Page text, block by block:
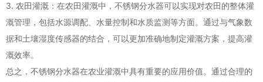
3. 农田灌溉：在农田灌溉中，不锈钢分水器可以实现对农田的整体灌
溉管理，包括水源调配、水量控制和水质监测等方面。通过与气象数
据和土壤湿度传感器的结合，可以更加准确地制定灌溉方案，提高灌
溉效率。
总之，不锈钢分水器在农业灌溉中具有重要的应用价值。通过合理的